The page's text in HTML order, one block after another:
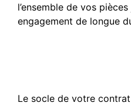
l’ensemble de vos
engagement de longue
Le socle de votre